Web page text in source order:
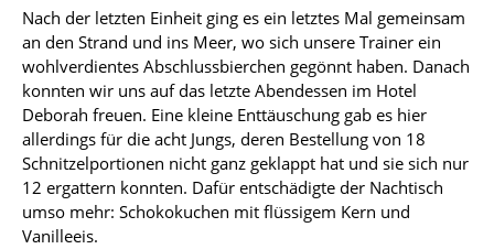
Nach der letzten Einheit ging es ein letztes Mal gemeinsam
an den Strand und ins Meer, wo sich unsere Trainer ein
wohlverdientes Abschlussbierchen gegönnt haben. Danach
konnten wir uns auf das letzte Abendessen im Hotel
Deborah freuen. Eine kleine Enttäuschung gab es hier
allerdings für die acht Jungs, deren Bestellung von 18
Schnitzelportionen nicht ganz geklappt hat und sie sich nur
12 ergattern konnten. Dafür entschädigte der Nachtisch
umso mehr: Schokokuchen mit flüssigem Kern und
Vanilleeis.